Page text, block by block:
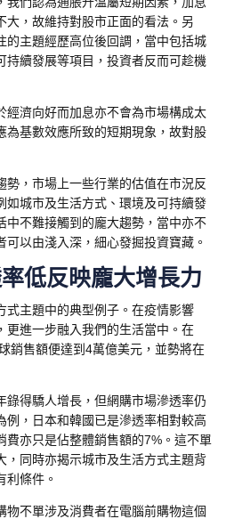
大，故維持對股市正面的看法。另
的主題經歷高位後回調，當中包括城
持續發展等項目，投資者反而可趁機
經濟向好而加息亦不會為市場構成太
為基數效應所致的短期現象，故對股
勢，市場上一些行業的估值在市況反
如城市及生活方式、環境及可持續發
中不難接觸到的龐大趨勢，當中亦不
可以由淺入深，細心發掘投資寶藏。
低反映龐大增長力
式主題中的典型例子。在疫情影響
更進一步融入我們的生活當中。在
銷售額便達到4萬億美元，並勢將在
錄得驕人增長，但網購市場滲透率仍
例，日本和韓國已是滲透率相對較高
費亦只是佔整體銷售額的7%。這不單
，同時亦揭示城市及生活方式主題背
利條件。
物不單涉及消費者在電腦前購物這個